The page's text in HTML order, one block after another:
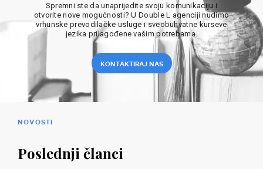
Spremni ste da unaprijedite svoju komunikaciju i
otvorite nove mogućnosti? U Double L agenciji nudimo
vrhunske prevodilačke usluge i sveobuhvatne kurseve
jezika prilagođene vašim potrebama.
KONTAKTIRAJ NAS
NOVOSTI
Poslednji članci